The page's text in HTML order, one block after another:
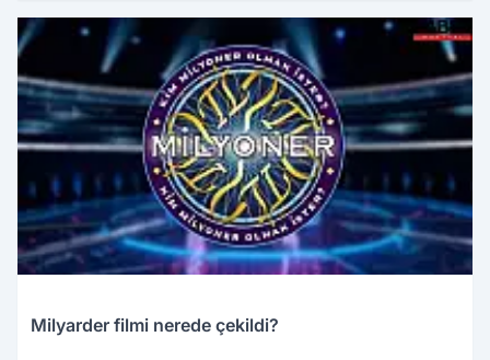
12.05.2026 01:00
Milyarder filmi nerede çekildi?